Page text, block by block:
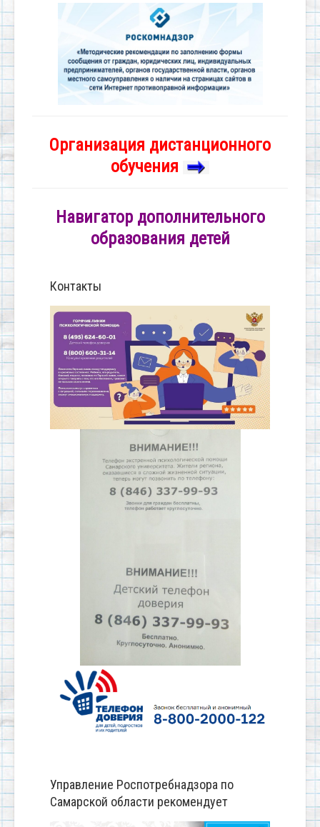
Организация дистанционного
обучения
Навигатор дополнительного
образования детей
Контакты
Управление Роспотребнадзора по
Самарской области рекомендует